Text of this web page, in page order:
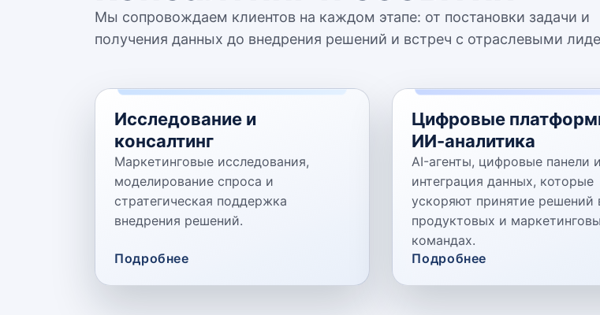
Мы сопровождаем клиентов на каждом этапе: от постановки задачи и
получения данных до внедрения решений и встреч с отраслевыми
Исследование и
консалтинг
Маркетинговые исследования,
моделирование спроса и
стратегическая поддержка
внедрения решений.
Подробнее
Цифровые
ИИ-аналитика
AI-агенты, цифровые панели и
интеграция данных, которые
ускоряют принятие решений
продуктовых и
командах.
Подробнее